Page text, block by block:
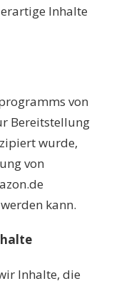
Inhalte
von
Bereitstellung
wurde,
von
kann.
Inhalte, die